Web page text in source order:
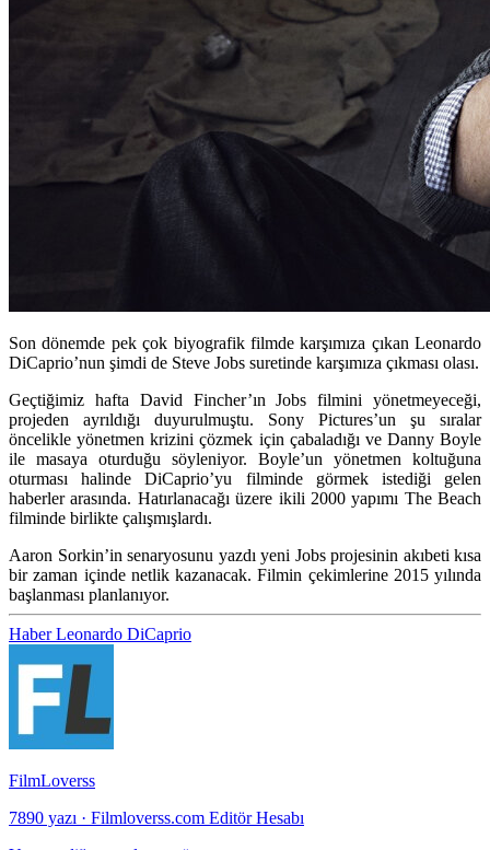
Son dönemde pek çok biyografik filmde karşımıza çıkan Leonardo
DiCaprio’nun şimdi de Steve Jobs suretinde karşımıza çıkması olası.
Geçtiğimiz hafta David Fincher’ın Jobs filmini yönetmeyeceği,
projeden ayrıldığı duyurulmuştu. Sony Pictures’un şu sıralar
öncelikle yönetmen krizini çözmek için çabaladığı ve Danny Boyle
ile masaya oturduğu söyleniyor. Boyle’un yönetmen koltuğuna
oturması halinde DiCaprio’yu filminde görmek istediği gelen
haberler arasında. Hatırlanacağı üzere ikili 2000 yapımı The Beach
filminde birlikte çalışmışlardı.
Aaron Sorkin’in senaryosunu yazdı yeni Jobs projesinin akıbeti kısa
bir zaman içinde netlik kazanacak. Filmin çekimlerine 2015 yılında
başlanması planlanıyor.
HaberLeonardo DiCaprio
FilmLoverss
7890 yazı · Filmloverss.com Editör Hesabı